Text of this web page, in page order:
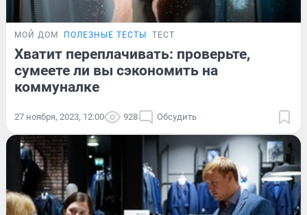
МОЙ ДОМ ПОЛЕЗНЫЕ ТЕСТЫ ТЕСТ
Хватит переплачивать: проверьте,
сумеете ли вы сэкономить на
коммуналке
27 ноября, 2023, 12:00 928 Обсудить